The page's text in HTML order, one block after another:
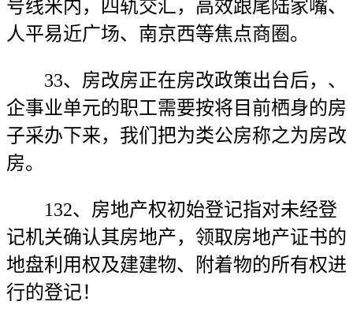
号线米内，四轨交汇，高效跟尾陆家嘴、
人平易近广场、南京西等焦点商圈。
33、房改房正在房改政策出台后，、
企事业单元的职工需要按将目前栖身的房
子采办下来，我们把为类公房称之为房改
房。
132、房地产权初始登记指对未经登
记机关确认其房地产，领取房地产证书的
地盘利用权及建建物、附着物的所有权进
行的登记！